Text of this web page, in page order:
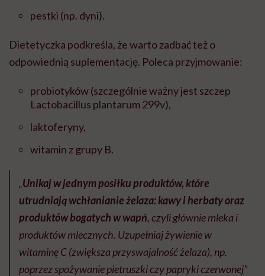
pestki (np. dyni).
Dietetyczka podkreśla, że warto zadbać też o
odpowiednią suplementację. Poleca przyjmowanie:
probiotyków (szczególnie ważny jest szczep
Lactobacillus plantarum 299v),
laktoferyny,
witamin z grupy B.
„Unikaj w jednym posiłku produktów, które
utrudniają wchłanianie żelaza: kawy i herbaty oraz
produktów bogatych w wapń, czyli głównie mleka i
produktów mlecznych. Uzupełniaj żywienie w
witaminę C (zwiększa przyswajalność żelaza), np.
poprzez spożywanie pietruszki czy papryki czerwonej”